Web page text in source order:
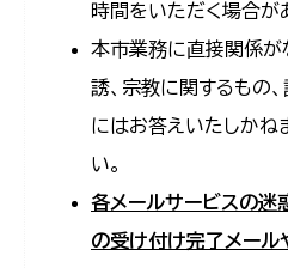
時間をいただく場合が
本市業務に直接関係が
誘、宗教に関するもの
にはお答えいたしかね
い。
各メールサービスの迷
の受け付け完了メール